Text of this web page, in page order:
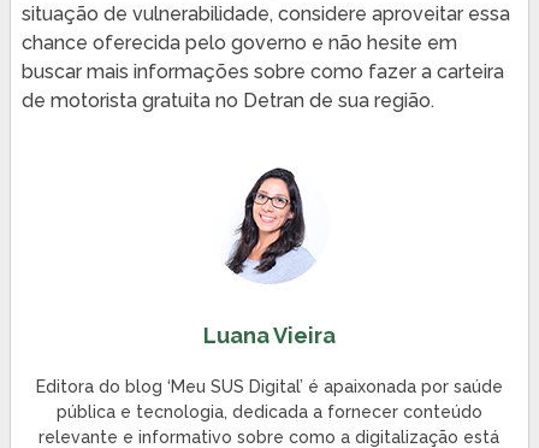
situação de vulnerabilidade, considere aproveitar essa
chance oferecida pelo governo e não hesite em
buscar mais informações sobre como fazer a carteira
de motorista gratuita no Detran de sua região.
Luana Vieira
Editora do blog ‘Meu SUS Digital’ é apaixonada por saúde
pública e tecnologia, dedicada a fornecer conteúdo
relevante e informativo sobre como a digitalização está